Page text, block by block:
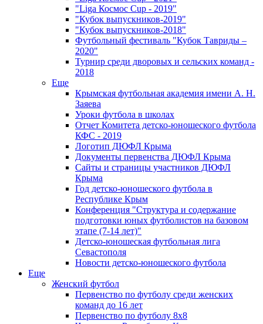
"Liga Космос Cup - 2019"
"Кубок выпускников-2019"
"Кубок выпускников-2018"
Футбольный фестиваль "Кубок Тавриды –
2020"
Турнир среди дворовых и сельских команд -
2018
Еще
Крымская футбольная академия имени А. Н.
Заяева
Уроки футбола в школах
Отчет Комитета детско-юношеского футбола
КФС - 2019
Логотип ДЮФЛ Крыма
Документы первенства ДЮФЛ Крыма
Сайты и страницы участников ДЮФЛ
Крыма
Год детско-юношеского футбола в
Республике Крым
Конференция "Структура и содержание
подготовки юных футболистов на базовом
этапе (7-14 лет)"
Детско-юношеская футбольная лига
Севастополя
Новости детско-юношеского футбола
Еще
Женский футбол
Первенство по футболу среди женских
команд до 16 лет
Первенство по футболу 8х8